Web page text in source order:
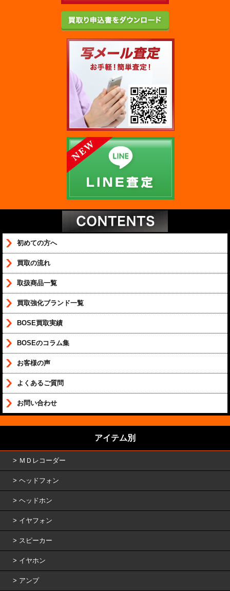
初めての方へ
買取の流れ
取扱商品一覧
買取強化ブランド一覧
BOSE買取実績
BOSEのコラム集
お客様の声
よくあるご質問
お問い合わせ
アイテム別
ＭＤレコーダー
ヘッドフォン
ヘッドホン
イヤフォン
スピーカー
イヤホン
アンプ